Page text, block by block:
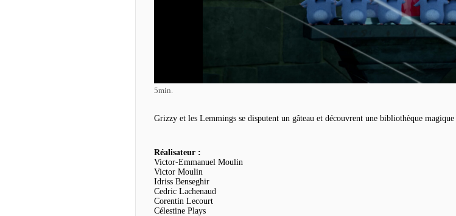
5min.
Grizzy et les Lemmings se disputent un gâteau et découvrent une bibliothèque
Réalisateur :
Victor-Emmanuel Moulin
Victor Moulin
Idriss Benseghir
Cedric Lachenaud
Corentin Lecourt
Célestine Plays